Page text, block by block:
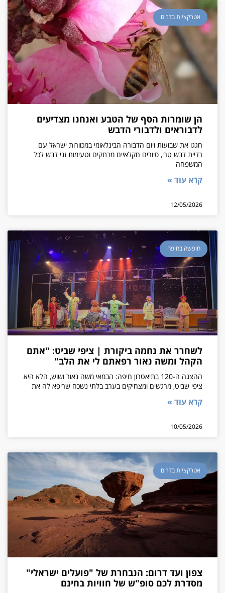
אטרקציות בדרום
הן שומרות הסף של הטבע ואנחנו מצדיעים
לדבוראים ולדבורי הדבש
חגגו את שבועות ויום הדבורה הבינלאומי במכוורות ישראל עם
רדיית דבש טרי, סיורים חקלאיים מרתקים וטעימות זני דבש לכל
המשפחה
קרא עוד »
12/05/2026
חופשה בחיפה
לשחרר את נחמה ביקורת | ציפי שביט: "אתם
הקהל ומשה נאור רפאתם לי את הלב"
ההצגה ה-120 בתיאטרון חיפה: הבמאי משה נאור ושוש, הלא היא
ציפי שביט, מרגשים ומצחיקים בערב בלתי נשכח שריפא לה את
קרא עוד »
10/05/2026
אטרקציות בדרום
צפון ועד דרום: הנבחרת של "פועלים ישראלי"
מסדרת לכם סופ"ש של חוויות בחינם